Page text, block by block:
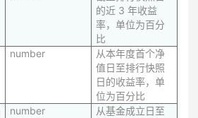
的近 3 年收益
率，单位为百分
比
number
从本年度首个净
值日至排行快照
日的收益率，单
位为百分比
number
从基金成立日至